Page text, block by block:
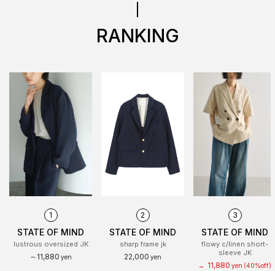
RANKING
1
STATE OF MIND
lustrous oversized JK
～11,880 yen
2
STATE OF MIND
sharp frame jk
22,000 yen
3
STATE OF MIND
flowy c/linen short-
sleeve JK
→ 11,880 yen (40%off)